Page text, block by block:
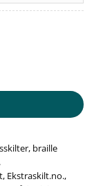
antall
, braille
, Ekstraskilt.no.,